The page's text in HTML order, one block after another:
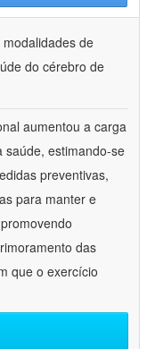
de
do cérebro de
aumentou a carga
saúde, estimando-se
preventivas,
para manter e
das
que o exercício